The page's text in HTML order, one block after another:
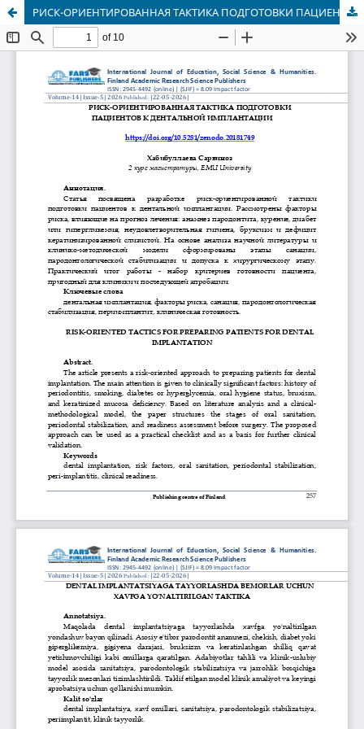
РИСК-ОРИЕНТИРОВАННАЯ ТАКТИКА ПОДГОТОВКИ ПАЦИЕНТОВ К ДЕНТАЛЬНОЙ ИМПЛАНТАЦИИ